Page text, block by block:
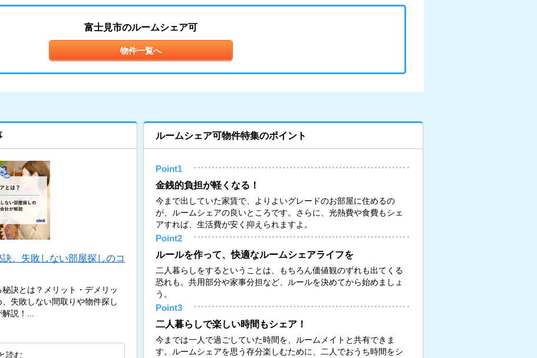
富士見市のルームシェア可
物件一覧へ
、失敗しない部屋探しのコ
訣とは？メリット・デメリッ
失敗しない間取りや物件探し
説！...
読む
ルームシェア可物件特集のポイント
Point1
金銭的負担が軽くなる！
今まで出していた家賃で、よりよいグレードのお部屋に住めるの
が、ルームシェアの良いところです。さらに、光熱費や食費もシェ
アすれば、生活費が安く抑えられますよ。
Point2
ルールを作って、快適なルームシェアライフを
二人暮らしをするということは、もちろん価値観のずれも出てくる
恐れも。共用部分や家事分担など、ルールを決めてから始めましょ
う。
Point3
二人暮らしで楽しい時間もシェア！
今までは一人で過ごしていた時間を、ルームメイトと共有できま
す。ルームシェアを思う存分楽しむために、二人でおうち時間をシ